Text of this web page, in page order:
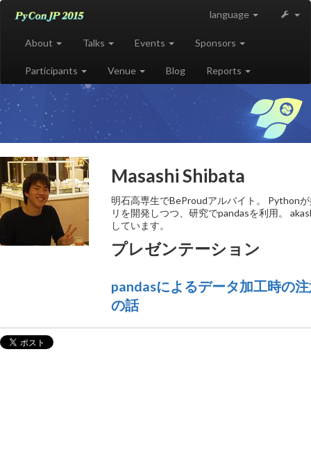
language
About Talks Events Sponsors
Participants Venue Blog Reports
Masashi Shibata
明石高専生でBeProudアルバイト。 Python
リを開発しつつ、研究でpandasを利用。
しています。
プレゼンテーション
pandasによるデータ加工時の
の話